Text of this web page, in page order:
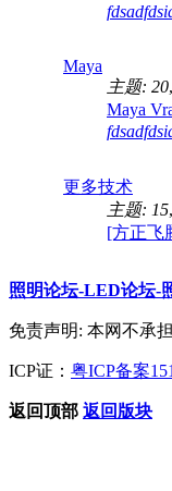
Maya
主题: 20,
Maya
更多技术
主题: 15,
[方正飞
照明论坛-LED论坛-
免责声明: 本网不承
ICP证： 粤ICP备案
返回顶部 返回版块